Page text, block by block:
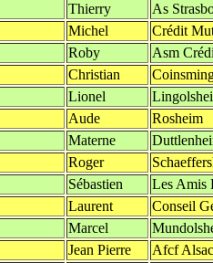
Thierry
As
Michel
Crédit
Roby
Asm
Christian
Lionel
Aude
Rosheim
Materne
Roger
Sébastien
Les Amis
Laurent
Conseil
Marcel
Jean Pierre
Afcf